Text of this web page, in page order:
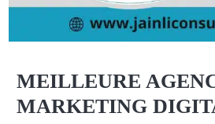
MEILLEURE
MARKETING